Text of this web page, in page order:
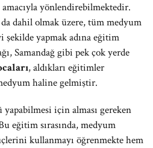
amacıyla yönlendirebilmektedir.
da dahil olmak üzere, tüm medyum
şekilde yapmak adına eğitim
Samandağ gibi pek çok yerde
, aldıkları eğitimler
haline gelmiştir.
için alması gereken
eğitim sırasında, medyum
kullanmayı öğrenmekte hem